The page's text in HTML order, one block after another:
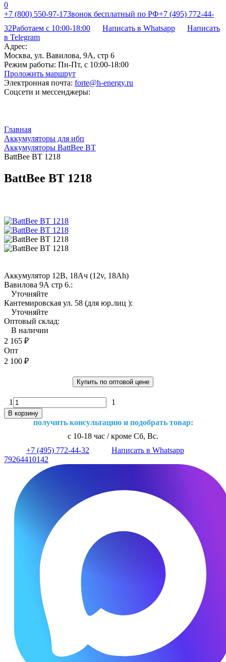
0
+7 (800) 550-97-17Звонок бесплатный по РФ+7 (495) 772-44-
32Работаем с 10:00-18:00 Написать в Whatsapp
Написать
в Telegram
Адрес:
Москва, ул. Вавилова, 9А, стр 6
Режим работы: Пн-Пт, с 10:00-18:00
Проложить маршрут
Электронная почта: forte@h-energy.ru
Соцсети и мессенджеры:
Главная
Аккумуляторы для ибп
Аккумуляторы BattBee BT
BattBee BT 1218
BattBee BT 1218
Аккумулятор 12В, 18Ач (12v, 18Ah)
Вавилова 9А стр 6.:
Уточняйте
Кантемировская ул. 58 (для юр.лиц ):
Уточняйте
Оптовый склад:
В наличии
2 165 ₽
Опт
2 100 ₽
Купить по оптовой цене
1 1
В корзину
получить консультацию и подобрать товар:
с 10-18 час / кроме Сб, Вс.
+7 (495) 772-44-32
Написать в Whatsapp
79264410142